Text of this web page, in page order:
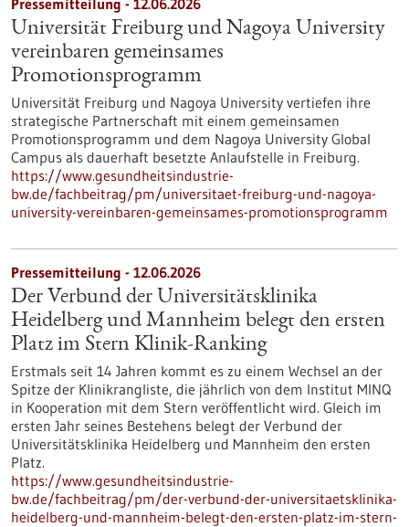
Pressemitteilung - 12.06.2026
Universität Freiburg und Nagoya University
vereinbaren gemeinsames
Promotionsprogramm
Universität Freiburg und Nagoya University vertiefen ihre
strategische Partnerschaft mit einem gemeinsamen
Promotionsprogramm und dem Nagoya University Global
Campus als dauerhaft besetzte Anlaufstelle in Freiburg.
https://www.gesundheitsindustrie-
bw.de/fachbeitrag/pm/universitaet-freiburg-und-nagoya-
university-vereinbaren-gemeinsames-promotionsprogramm
Pressemitteilung - 12.06.2026
Der Verbund der Universitätsklinika
Heidelberg und Mannheim belegt den ersten
Platz im Stern Klinik-Ranking
Erstmals seit 14 Jahren kommt es zu einem Wechsel an der
Spitze der Klinikrangliste, die jährlich von dem Institut MINQ
in Kooperation mit dem Stern veröffentlicht wird. Gleich im
ersten Jahr seines Bestehens belegt der Verbund der
Universitätsklinika Heidelberg und Mannheim den ersten
Platz.
https://www.gesundheitsindustrie-
bw.de/fachbeitrag/pm/der-verbund-der-universitaetsklinika-
heidelberg-und-mannheim-belegt-den-ersten-platz-im-stern-